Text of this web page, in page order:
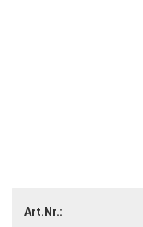
Art.Nr.: